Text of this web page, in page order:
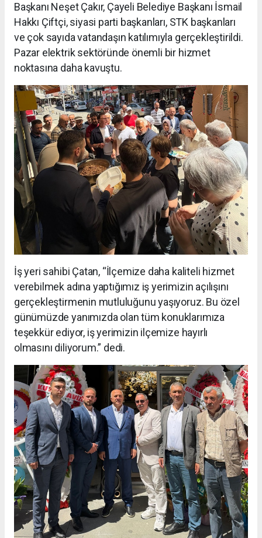
Başkanı Neşet Çakır, Çayeli Belediye Başkanı İsmail
Hakkı Çiftçi, siyasi parti başkanları, STK başkanları
ve çok sayıda vatandaşın katılımıyla gerçekleştirildi.
Pazar elektrik sektöründe önemli bir hizmet
noktasına daha kavuştu.
İş yeri sahibi Çatan, “İlçemize daha kaliteli hizmet
verebilmek adına yaptığımız iş yerimizin açılışını
gerçekleştirmenin mutluluğunu yaşıyoruz. Bu özel
günümüzde yanımızda olan tüm konuklarımıza
teşekkür ediyor, iş yerimizin ilçemize hayırlı
olmasını diliyorum.” dedi.